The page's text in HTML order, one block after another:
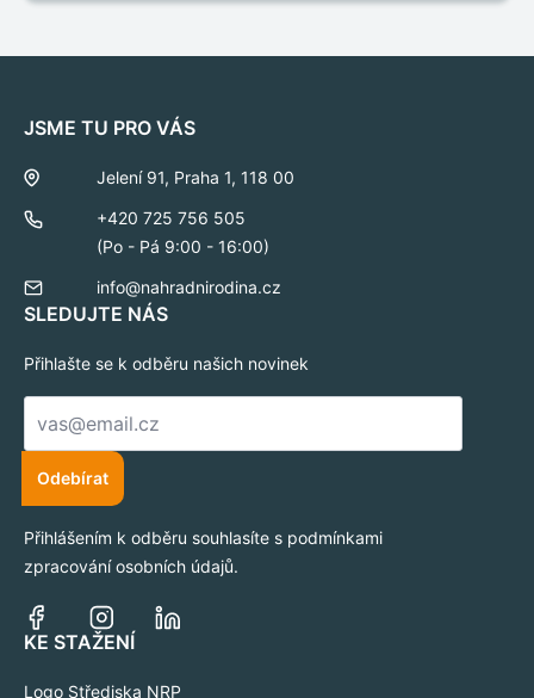
JSME TU PRO VÁS
Jelení 91, Praha 1, 118 00
+420 725 756 505
(Po - Pá 9:00 - 16:00)
info@nahradnirodina.cz
SLEDUJTE NÁS
Přihlašte se k odběru našich novinek
E-
mail
Odebírat
Přihlášením k odběru souhlasíte s podmínkami
zpracování osobních údajů.
KE STAŽENÍ
Logo Střediska NRP